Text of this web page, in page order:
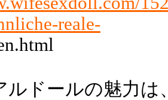
reale-
ルドールの魅力は